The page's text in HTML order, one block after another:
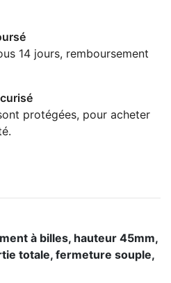
14 jours, remboursement
protégées, pour acheter
à billes, hauteur 45mm,
totale, fermeture souple,